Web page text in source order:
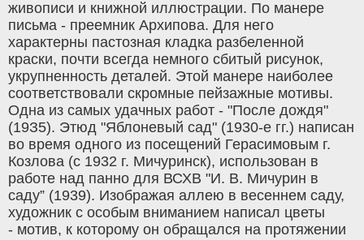
живописи и книжной иллюстрации. По манере
письма - преемник Архипова. Для него
характерны пастозная кладка разбеленной
краски, почти всегда немного сбитый рисунок,
укрупненность деталей. Этой манере наиболее
соответствовали скромные пейзажные мотивы.
Одна из самых удачных работ - "После дождя"
(19З5). Этюд "Яблоневый сад" (1930-е гг.) написан
во время одного из посещений Герасимовым г.
Козлова (с 1932 г. Мичуринск), использован в
работе над панно для ВСХВ "И. В. Мичурин в
саду” (1939). Изображая аллею в весеннем саду,
художник с особым вниманием написал цветы
- мотив, к которому он обращался на протяжении